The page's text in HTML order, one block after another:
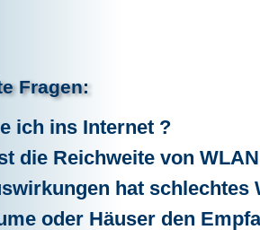
Fragen:
ich ins Internet ?
die Reichweite von
hat schlechtes
oder Häuser den